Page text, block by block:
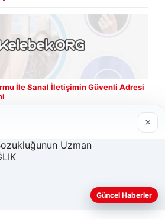
İle Sanal İletişimin Güvenli Adresi
daha iyi anlayabilmek,
×
Güncel Haberler